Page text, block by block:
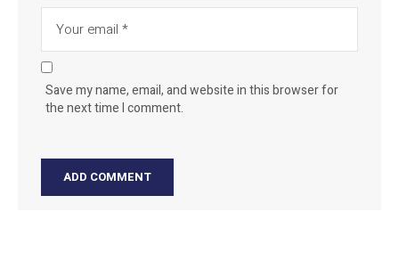
Save my name, email, and website in this browser for
the next time I comment.